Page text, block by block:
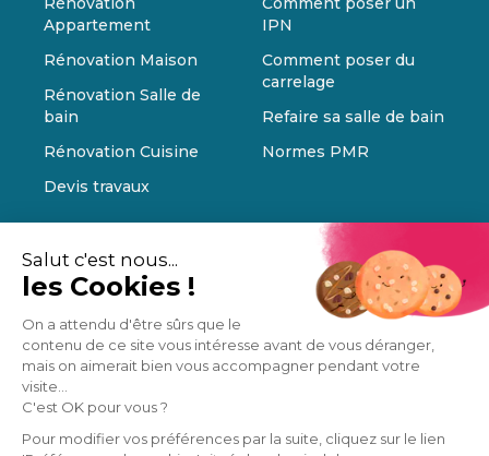
Salut c'est nous...
les Cookies !
On a attendu d'être sûrs que le
contenu de ce site vous intéresse avant de vous déranger,
mais on aimerait bien vous accompagner pendant votre
visite...
C'est OK pour vous ?
Pour modifier vos préférences par la suite, cliquez sur le lien
Appartement
Rénovation Maison
Rénovation Salle de
bain
Rénovation Cuisine
Devis travaux
IPN
Comment poser du
carrelage
Refaire sa salle de bain
Normes PMR